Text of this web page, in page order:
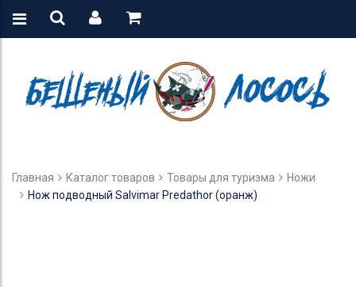
Главная Каталог товаров Товары для туризма
Ножи
Нож подводный Salvimar Predathor (оранж)